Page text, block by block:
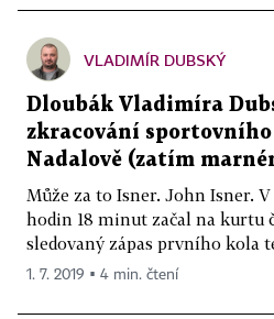
VLADIMÍR DUBSKÝ
Dloubák Vladimíra
zkracování
Nadalově (zatím
Může za to Isner. John Isner.
hodin 18 minut začal na kurtu
sledovaný zápas prvního kola
1. 7. 2019 ▪ 4 min. čtení